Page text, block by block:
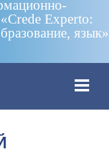
Experto:
язык»